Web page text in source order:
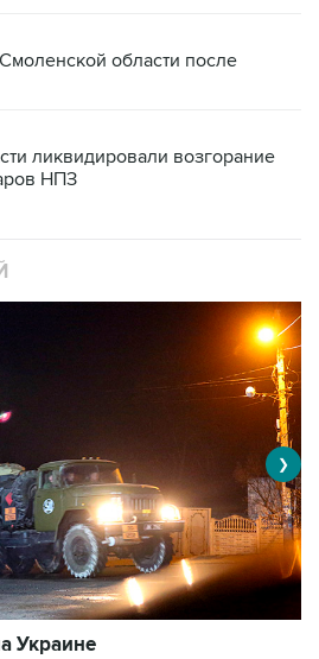
области после
ликвидировали возгорание
НПЗ
Украине
❯